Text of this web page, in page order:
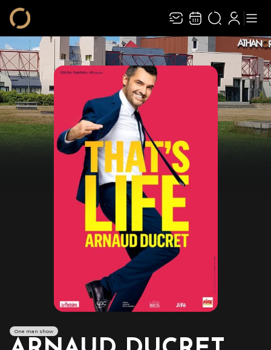
Recevez toute l’actualité en vous abonnant à
notre newsletter :
ENVOYER
Rivaj Group traite votre adresse électronique pour la gestion de votre abonnement à
la newsletter deAthanor
. Vous pouvez retirer votre consentement à tout moment.
Pour en savoir plus, consultez notre politique de protection des données
One man show